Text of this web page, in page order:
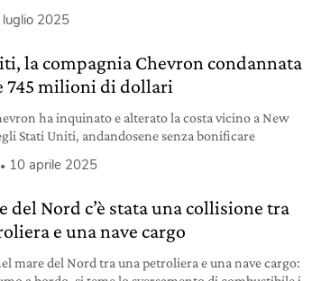
2025
la compagnia Chevron condannata
745 milioni di dollari
ha inquinato e alterato la costa vicino a New
Stati Uniti, andandosene senza bonificare
10 aprile 2025
del Nord c’è stata una collisione tra
e una nave cargo
mare del Nord tra una petroliera e una nave cargo: